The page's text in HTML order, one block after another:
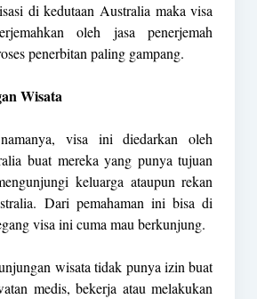
di kedutaan Australia maka visa
oleh jasa penerjemah
penerbitan paling gampang.
Wisata
visa ini diedarkan oleh
buat mereka yang punya tujuan
keluarga ataupun rekan
Dari pemahaman ini bisa di
visa ini cuma mau berkunjung.
wisata tidak punya izin buat
medis, bekerja atau melakukan